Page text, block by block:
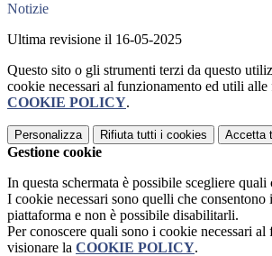
Notizie
Ultima revisione il 16-05-2025
Questo sito o gli strumenti terzi da questo
cookie necessari al funzionamento ed utili
COOKIE POLICY.
Personalizza Rifiuta tutti i cookies Accetta
Gestione cookie
In questa schermata è possibile scegliere
I cookie necessari sono quelli che
piattaforma e non è possibile disabilitarli.
Per conoscere quali sono i cookie necessari
visionare la COOKIE POLICY.